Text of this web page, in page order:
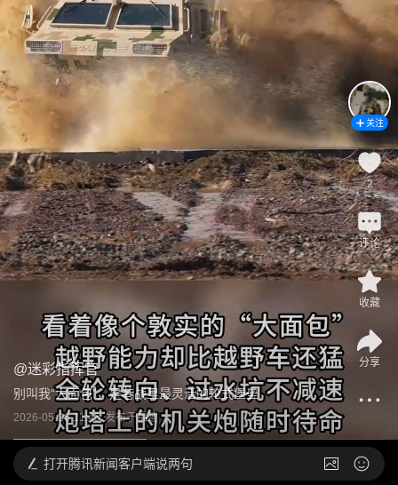
@迷彩指挥官
别叫我“大面包”，是巷战里最灵活的轮式堡垒
2026-05-26 11:45 发布于福建
关注
2
评论
收藏
分享
打开腾讯新闻客户端说两句